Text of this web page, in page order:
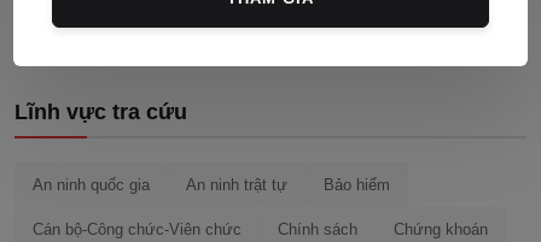
Lĩnh vực tra cứu
An ninh quốc gia An ninh trật tự Bảo hiểm
Cán bộ-Công chức-Viên chức Chính sách Chứng khoán